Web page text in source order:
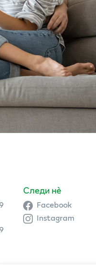
Следи нè
Facebook
Instagram